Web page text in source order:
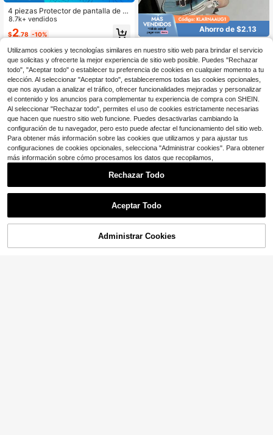
4 piezas Protector de pantalla de pr
ivacidad, compatible con 6/7/8/11/1
2/13/14/15/16/Pro Max, XS, XR, Xs
Max - Vidrio templado brillante, anti
de pantalla mejorada, imprescindibl
e
8.7k+ vendidos
$2.78 -10%
Ahorro de $2.13
con estilo de tocadiscos de vinilo a
zul con espejo de maquillaje acrílic
o para retoques rápidos, resistente
a arañazos, para iPhone 14, 13, 16P
roMax 17 17pro 17promax, 15, 12, 11
Promax, Plus, 16, 16plus, regalo perf
ecto, moda retro
$2.67 -44%
¡10% DE DESCUENTO! AÑADIR A LA BOLSA
Utilizamos cookies y tecnologías similares en nuestro sitio web para brindar el servicio
que solicitas y ofrecerte la mejor experiencia de sitio web posible. Puedes "Rechazar
todo", "Aceptar todo" o establecer tu preferencia de cookies en cualquier momento a tu
elección. Al seleccionar "Aceptar todo", estableceremos todas las cookies opcionales,
que nos ayudan a analizar el tráfico, ofrecer funcionalidades mejoradas y personalizar
el contenido y los anuncios para complementar tu experiencia de compra con SHEIN.
Al seleccionar "Rechazar todo", permites el uso de cookies estrictamente necesarias
que hacen que nuestro sitio web funcione. Puedes desactivarlas cambiando la
configuración de tu navegador, pero esto puede afectar el funcionamiento del sitio web.
Para obtener más información sobre las cookies que utilizamos y para ajustar tus
configuraciones de cookies opcionales, selecciona "Administrar cookies". Para obtener
más información sobre cómo procesamos los datos que recopilamos,
Rechazar Todo
Aceptar Todo
Administrar Cookies